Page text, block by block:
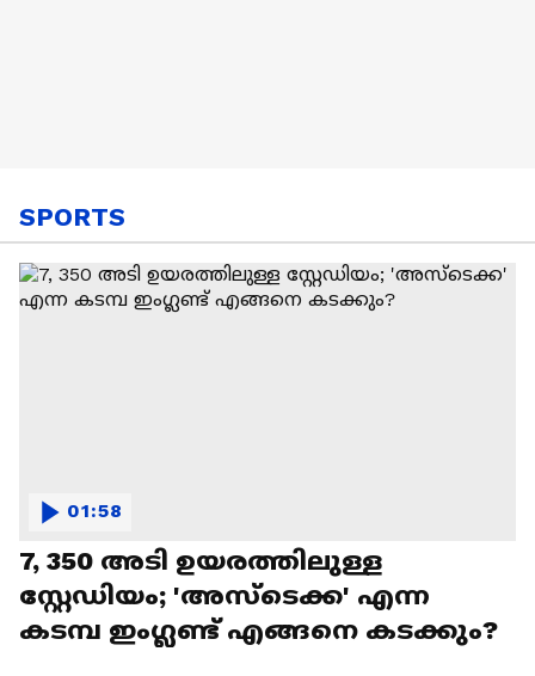
SPORTS
7, 350 അടി ഉയരത്തിലുള്ള
സ്റ്റേഡിയം; 'അസ്‌ടെക്ക' എന്ന
കടമ്പ ഇംഗ്ലണ്ട് എങ്ങനെ കടക്കും?
01:58